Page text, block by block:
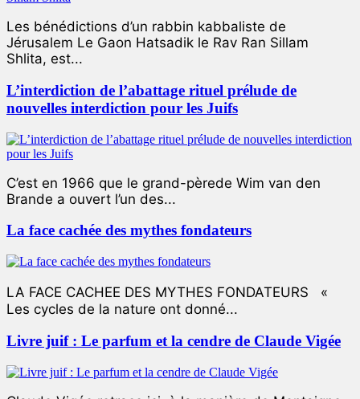
Les bénédictions d’un rabbin kabbaliste de
Jérusalem Le Gaon Hatsadik le Rav Ran Sillam
Shlita, est...
L’interdiction de l’abattage rituel prélude de
nouvelles interdiction pour les Juifs
C’est en 1966 que le grand-pèrede Wim van den
Brande a ouvert l’un des...
La face cachée des mythes fondateurs
LA FACE CACHEE DES MYTHES FONDATEURS «
Les cycles de la nature ont donné...
Livre juif : Le parfum et la cendre de Claude Vigée